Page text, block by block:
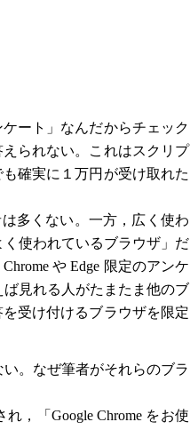
ート」なんだからチェック
られない。これはスクリプ
確実に１万円が受け取れた
多くない。一方，広く使わ
く使われているブラウザ」だ
や Edge 限定のアンケ
ば見れる人がたまたま他のブ
受け付けるブラウザを限定
。なぜ筆者がそれらのブラ
，「Google Chrome をお使